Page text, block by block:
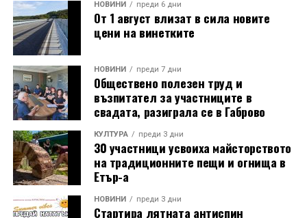
НОВИНИ преди 6 дни
От 1 август влизат в сила новите
цени на винетките
НОВИНИ преди 7 дни
Обществено полезен труд и
възпитател за участниците в
свадата, разиграла се в Габрово
КУЛТУРА преди 3 дни
30 участници усвоиха майсторството
на традиционните пещи и огнища в
Етър-а
НОВИНИ преди 3 дни
Стартира лятната антиспин